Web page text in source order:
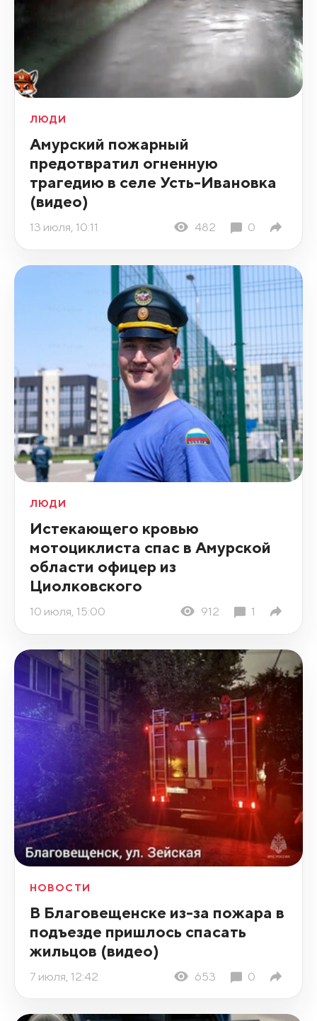
ЛЮДИ
Амурский пожарный
предотвратил огненную
трагедию в селе Усть-Ивановка
(видео)
13 июля, 10:11 482 0
ЛЮДИ
Истекающего кровью
мотоциклиста спас в Амурской
области офицер из
Циолковского
10 июля, 15:00 912 1
НОВОСТИ
В Благовещенске из-за пожара в
подъезде пришлось спасать
жильцов (видео)
7 июля, 12:42 653 0